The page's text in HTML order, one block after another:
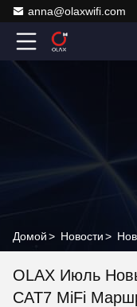
anna@olaxwifi.com
Домой> Новости>
OLAX Июль
CAT7 MiFi